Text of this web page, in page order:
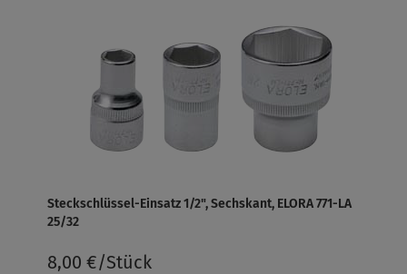
Steckschlüssel-Einsatz 1/2", Sechskant, ELORA 771-LA
25/32
8,00 €/Stück